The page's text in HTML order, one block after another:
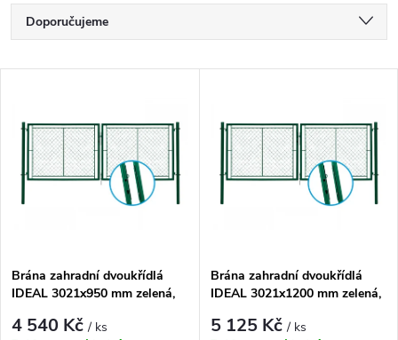
Ř
a
z
e
n
p
Doporučujeme
Nejprodávanější
Abecedně
ý
p
s
p
Brána zahradní dvoukřídlá
IDEAL 3021x950 mm zelená,
4 540 Kč/ ks
Brána zahradní dvoukřídlá
IDEAL 3021x1200 mm zelená,
5 125 Kč/ ks